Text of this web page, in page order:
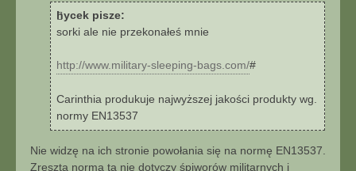
hycek pisze:
sorki ale nie przekonałeś mnie
http://www.military-sleeping-bags.com/#
Carinthia produkuje najwyższej jakości produkty wg.
normy EN13537
Nie widzę na ich stronie powołania się na normę EN13537.
Zresztą norma ta nie dotyczy śpiworów militarnych i